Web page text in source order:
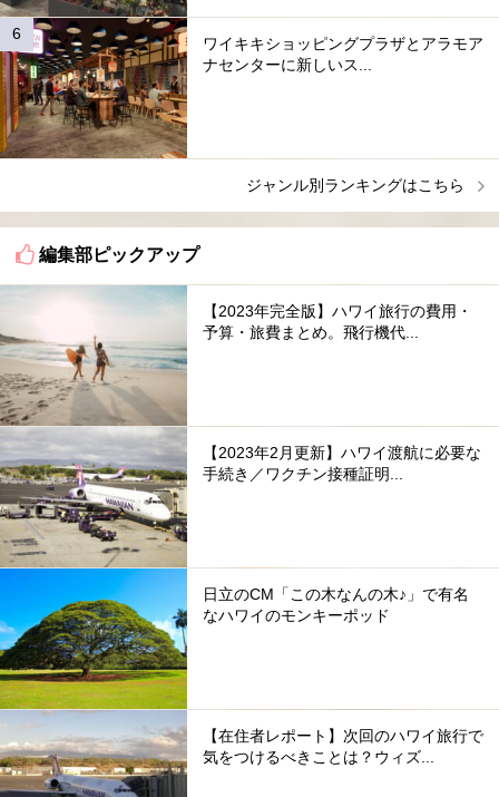
ワイキキショッピングプラザとアラモア
ナセンターに新しいス...
ジャンル別ランキングはこちら
編集部ピックアップ
【2023年完全版】ハワイ旅行の費用・
予算・旅費まとめ。飛行機代...
【2023年2月更新】ハワイ渡航に必要な
手続き／ワクチン接種証明...
日立のCM「この木なんの木♪」で有名
なハワイのモンキーポッド
【在住者レポート】次回のハワイ旅行で
気をつけるべきことは？ウィズ...